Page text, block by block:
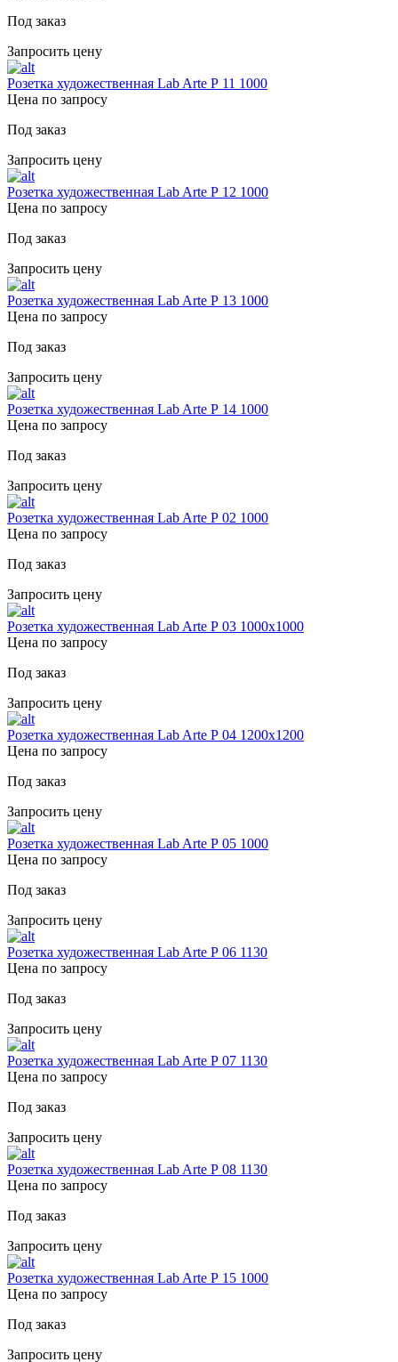
Под заказ
Запросить цену
Розетка художественная Lab Arte Р 11 1000
Цена по запросу
Под заказ
Запросить цену
Розетка художественная Lab Arte Р 12 1000
Цена по запросу
Под заказ
Запросить цену
Розетка художественная Lab Arte Р 13 1000
Цена по запросу
Под заказ
Запросить цену
Розетка художественная Lab Arte Р 14 1000
Цена по запросу
Под заказ
Запросить цену
Розетка художественная Lab Arte Р 02 1000
Цена по запросу
Под заказ
Запросить цену
Розетка художественная Lab Arte Р 03 1000х1000
Цена по запросу
Под заказ
Запросить цену
Розетка художественная Lab Arte Р 04 1200х1200
Цена по запросу
Под заказ
Запросить цену
Розетка художественная Lab Arte Р 05 1000
Цена по запросу
Под заказ
Запросить цену
Розетка художественная Lab Arte Р 06 1130
Цена по запросу
Под заказ
Запросить цену
Розетка художественная Lab Arte Р 07 1130
Цена по запросу
Под заказ
Запросить цену
Розетка художественная Lab Arte Р 08 1130
Цена по запросу
Под заказ
Запросить цену
Розетка художественная Lab Arte Р 15 1000
Цена по запросу
Под заказ
Запросить цену